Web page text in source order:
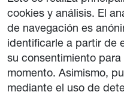
cookies y análisis. El
de navegación es
identificarle a partir de
su consentimiento
momento. Asimismo,
mediante el uso de